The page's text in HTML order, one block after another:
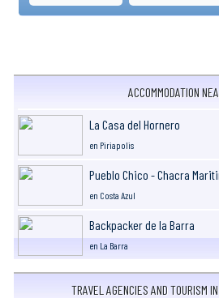
ACCOMMODATION
La Casa del Hornero
en Piriapolis
Pueblo Chico - Chacra
en Costa Azul
Backpacker de la Barra
en La Barra
TRAVEL AGENCIES AND TOURISM